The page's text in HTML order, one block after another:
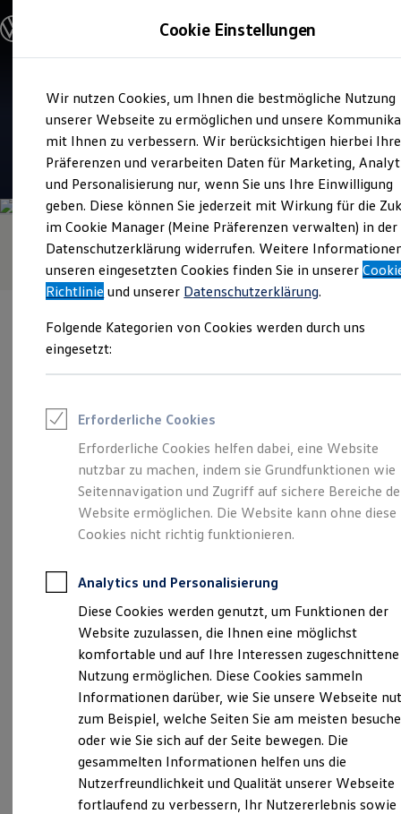
Hauptinhalt
springen
Footer
springen
Modelle & Konfigurator
Nutzfahrzeugkategorien entdecken
Modelle konfigurieren
Vorgängermodelle und Oldtimer
Vorgängermodelle
Oldtimer
Bulli Historie
Branchenlösungen & Gewerbekunden
Umbaulösungen und Hersteller finden
Auf- und Umbauten entdecken & konfigurieren
Groß- und Sonderkunden
Großkunden
Kommunen & Behörden
Journalisten
Sportvereine
Branchenlösungen
Gewerbliche Personenbeförderung
Service & mobile Werkstätten
Kühlfahrzeuge
ONE Business ID Vorteile
Fahrzeugsuche & Marktplatz
Fahrzeugsuche
Fahrzeuge online kaufen
Digitaler Marktplatz
Kauf & Finanzierung
Online-Fahrzeugbewertung
Aktionen & Angebote
Für Gewerbekunden
Profi Paket
TopDeal
Gebrauchtwagen
ProfiPartner für Gebrauchtwagen
Zertifizierte Gebrauchtwagen
Finanzierung
Für Privatkunden
Für Gewerbekunden
Leasing
Für Privatkunden
Für Gewerbekunden
Versicherungen & Garantien
Garantien
Verkauf und Service
Ulrich Senger Nutzfahrzeuge
4.9| 68 Bewertungen
Lingener Damm 1, 48429 Rheine
info.vw-rheine@auto-senger.de
+49 5971 79100
Samstag
13:00
Ansprechpartner
Termin vereinbaren
Cookie Einstellungen
Wir nutzen Cookies, um Ihnen die bestmögliche Nutzung
unserer Webseite zu ermöglichen und unsere
mit Ihnen zu verbessern. Wir berücksichtigen hierbei Ihre
Präferenzen und verarbeiten Daten für Marketing,
und Personalisierung nur, wenn Sie uns Ihre Einwilligung
geben. Diese können Sie jederzeit mit Wirkung für die
im Cookie Manager (Meine Präferenzen verwalten) in der
Datenschutzerklärung widerrufen. Weitere
unseren eingesetzten Cookies finden Sie in unserer
Richtlinie und unserer Datenschutzerklärung.
Folgende Kategorien von Cookies werden durch uns
eingesetzt:
Erforderliche Cookies
Erforderliche Cookies helfen dabei, eine Website
nutzbar zu machen, indem sie Grundfunktionen wie
Seitennavigation und Zugriff auf sichere Bereiche
Website ermöglichen. Die Website kann ohne diese
Cookies nicht richtig funktionieren.
Analytics und Personalisierung
Diese Cookies werden genutzt, um Funktionen der
Website zuzulassen, die Ihnen eine möglichst
komfortable und auf Ihre Interessen zugeschnittene
Nutzung ermöglichen. Diese Cookies sammeln
Informationen darüber, wie Sie unsere Webseite
zum Beispiel, welche Seiten Sie am meisten
oder wie Sie sich auf der Seite bewegen. Die
gesammelten Informationen helfen uns die
Nutzerfreundlichkeit und Qualität unserer Webseite
fortlaufend zu verbessern, Ihr Nutzererlebnis sowie